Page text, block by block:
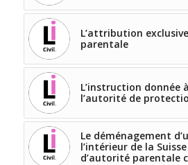
L’attribution
parentale
L’instruction donnée
l’autorité de
Le déménagement
l’intérieur de la
d’autorité parentale